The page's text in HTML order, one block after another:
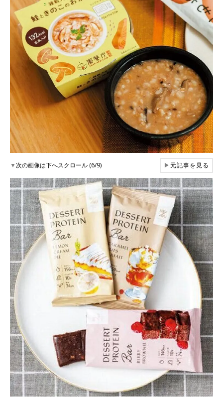
▼次の画像は下へスクロール (6/9) ▶元記事を見る